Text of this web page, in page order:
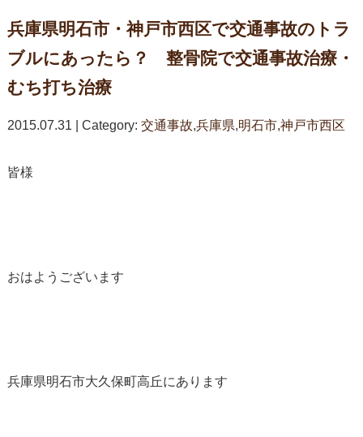
兵庫県明石市・神戸市西区で交通事故のトラ
ブルにあったら？ 整骨院で交通事故治療・
むち打ち治療
2015.07.31 | Category: 交通事故,兵庫県,明石市,神戸市西区
皆様
おはようございます
兵庫県明石市大久保町高丘にあります